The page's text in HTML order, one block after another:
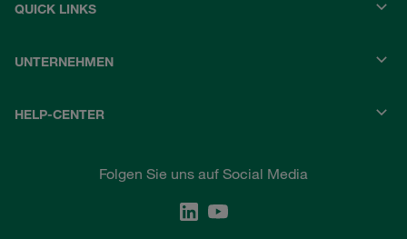
QUICK LINKS
UNTERNEHMEN
HELP-CENTER
Folgen Sie uns auf Social Media